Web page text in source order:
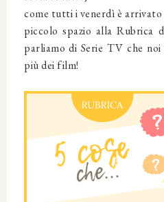
come tutti i venerdì è
piccolo spazio alla Rubrica
parliamo di Serie TV che
più dei film!